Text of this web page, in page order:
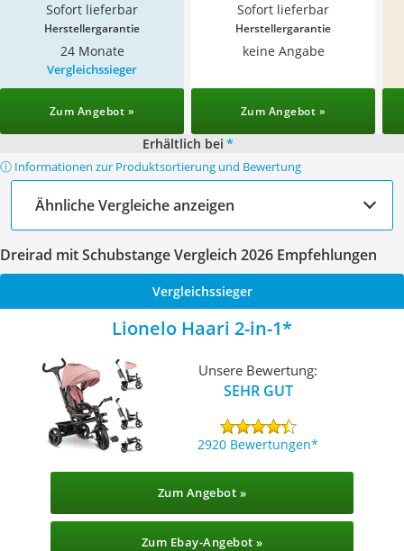
Sofort lieferbar Sofort lieferbar
Herstellergarantie
24 Monate
Herstellergarantie
keine Angabe
Vergleichssieger
Zum Angebot » Zum Angebot »
Erhältlich bei *
ⓘ Informationen zur Produktsortierung und Bewertung
Ähnliche Vergleiche anzeigen
Dreirad mit Schubstange Vergleich 2026 Empfehlungen
Vergleichssieger
Lionelo Haari 2-in-1
Unsere Bewertung:
SEHR GUT
2920 Bewertungen
Zum Angebot »
Zum Ebay-Angebot »